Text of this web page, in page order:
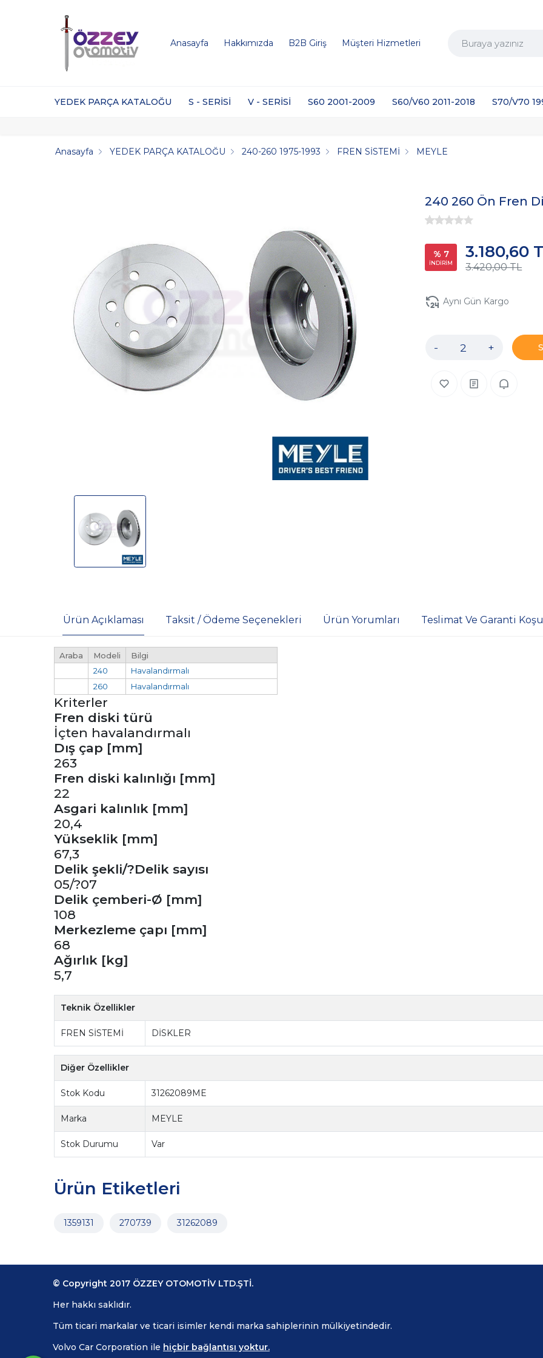
Anasayfa Hakkımızda B2B Giriş Müşteri Hizmetleri
YEDEK PARÇA KATALOĞU S - SERİSİ V - SERİSİ S60 2001-2009 S60/V60 2011-2018 S70/V70
Anasayfa YEDEK PARÇA KATALOĞU 240-260 1975-1993 FREN SİSTEMİ MEYLE
240 260 Ön Fren
% 7
İNDİRİM 3.420,00 TL
3.180,60
Aynı Gün Kargo
- +
Ürün Açıklaması Taksit / Ödeme Seçenekleri Ürün Yorumları Teslimat Ve Garanti
Araba Modeli
Bilgi
240
Havalandırmalı
260
Havalandırmalı
Kriterler
Fren diski türü
İçten havalandırmalı
Dış çap [mm]
263
Fren diski kalınlığı [mm]
22
Asgari kalınlık [mm]
20,4
Yükseklik [mm]
67,3
Delik şekli/?Delik sayısı
05/?07
Delik çemberi-Ø [mm]
108
Merkezleme çapı [mm]
68
Ağırlık [kg]
5,7
Teknik Özellikler
FREN SİSTEMİ DİSKLER
Diğer Özellikler
Stok Kodu 31262089ME
Marka MEYLE
Stok Durumu Var
Ürün Etiketleri
1359131 270739 31262089
© Copyright 2017 ÖZZEY OTOMOTİV LTD.ŞTİ.
Her hakkı saklıdır.
Tüm ticari markalar ve ticari isimler kendi marka sahiplerinin mülkiyetindedir.
Volvo Car Corporation ile hiçbir bağlantısı yoktur.